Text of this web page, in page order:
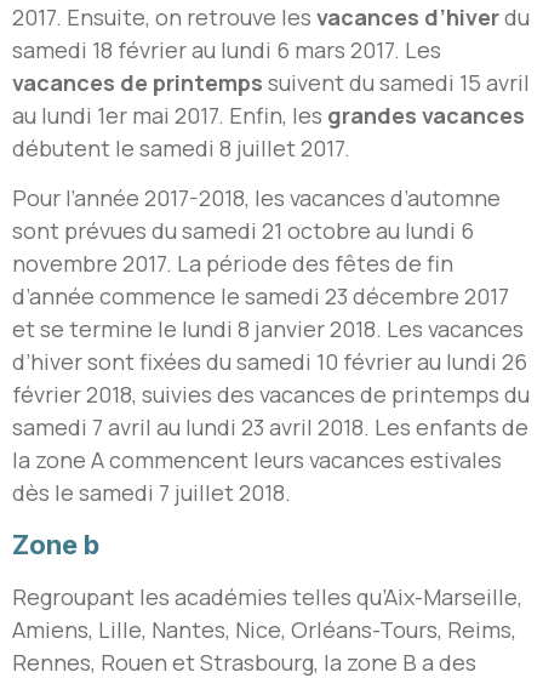
2017. Ensuite, on retrouve les vacances d’hiverdu
samedi 18 février au lundi 6 mars 2017. Les
vacances de printemps suivent du samedi 15 avril
au lundi 1er mai 2017. Enfin, les grandes vacances
débutent le samedi 8 juillet 2017.
Pour l’année 2017-2018, les vacances d’automne
sont prévues du samedi 21 octobre au lundi 6
novembre 2017. La période des fêtes de fin
d’année commence le samedi 23 décembre 2017
et se termine le lundi 8 janvier 2018. Les vacances
d’hiver sont fixées du samedi 10 février au lundi 26
février 2018, suivies des vacances de printemps du
samedi 7 avril au lundi 23 avril 2018. Les enfants de
la zone A commencent leurs vacances estivales
dès le samedi 7 juillet 2018.
Zone b
Regroupant les académies telles qu’Aix-Marseille,
Amiens, Lille, Nantes, Nice, Orléans-Tours, Reims,
Rennes, Rouen et Strasbourg, la zone B a des